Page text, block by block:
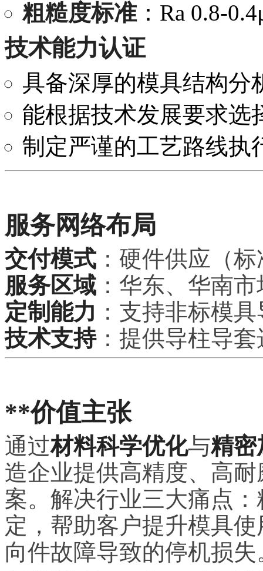
粗糙度标准：Ra 0.8-
技术能力认证
具备深厚的模具结构分
能根据技术发展要求选
制定严谨的工艺路线执
服务网络布局
交付模式：硬件供应（
服务区域 ：华东、华南
定制能力 ：支持非标模
技术支持：提供导柱导
**价值主张
通过材料科学优化与精密
造企业提供高精度、高
案。解决行业三大痛点
定，帮助客户提升模具
向件故障导致的停机损失